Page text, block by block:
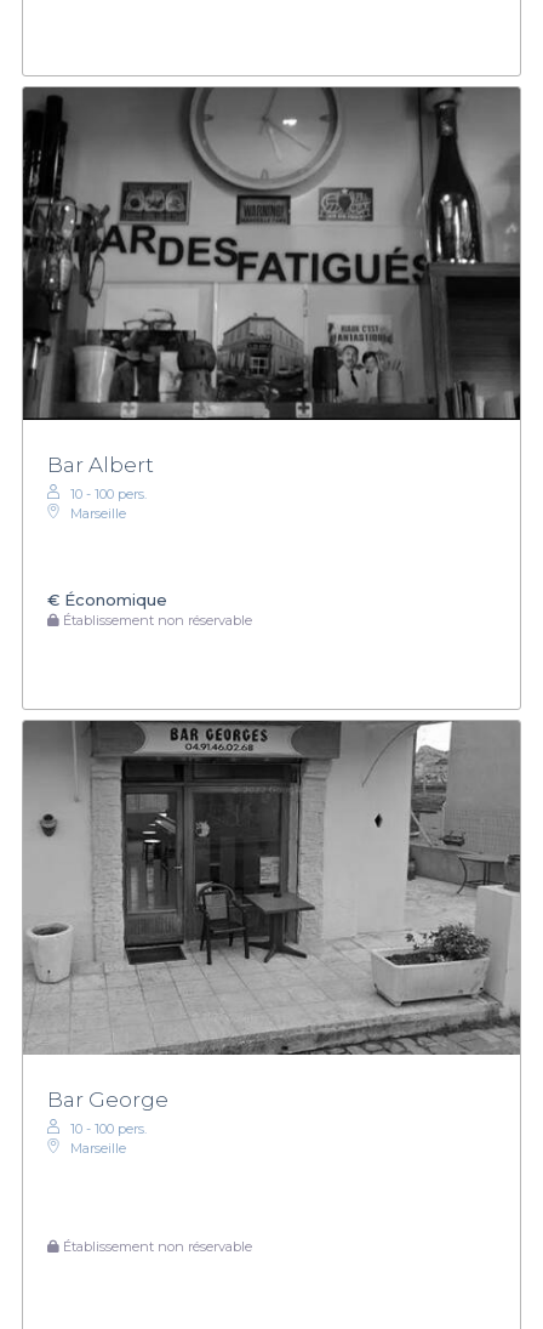
Bar Albert
10 - 100 pers.
Marseille
€ Économique
Établissement non réservable
Bar George
10 - 100 pers.
Marseille
Établissement non réservable